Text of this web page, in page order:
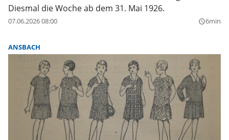
Diesmal die Woche ab dem 31. Mai 1926.
07.06.2026 08:00 query_builder6min
ANSBACH